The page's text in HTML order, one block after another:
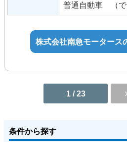
普通自動車 （で
株式会社南急モータース
1 / 23
条件から探す